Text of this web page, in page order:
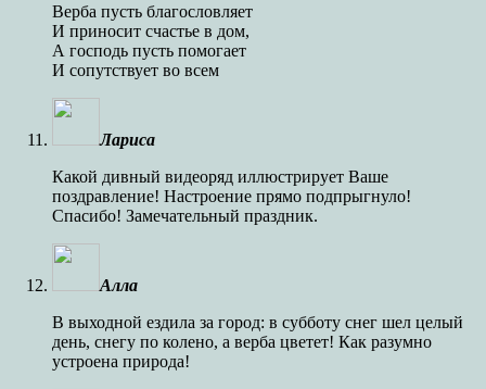
Верба пусть благословляет
И приносит счастье в дом,
А господь пусть помогает
И сопутствует во всем
Лариса
Какой дивный видеоряд иллюстрирует Ваше
поздравление! Настроение прямо подпрыгнуло!
Спасибо! Замечательный праздник.
Алла
В выходной ездила за город: в субботу снег шел целый
день, снегу по колено, а верба цветет! Как разумно
устроена природа!